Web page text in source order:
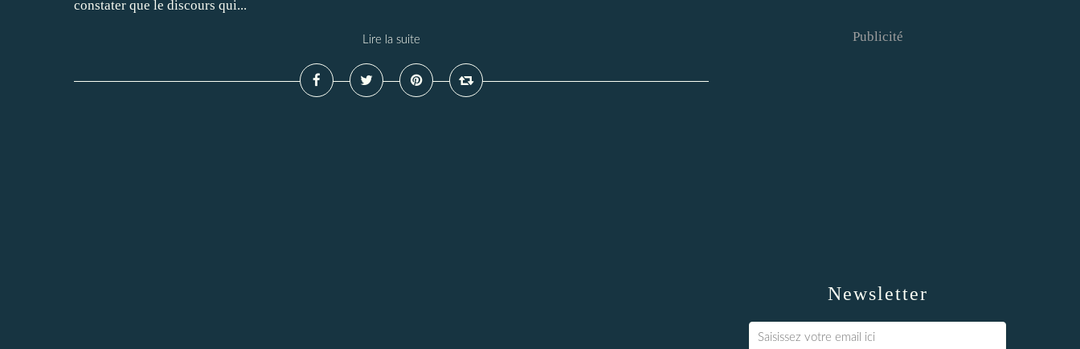
constater que le discours qui...
Lire la suite
Newsletter
Publicité